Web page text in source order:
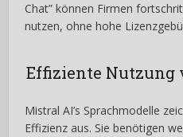
Chat” können Firmen
nutzen, ohne hohe
Effiziente Nutzung
Mistral AI’s Sprachmodelle
Effizienz aus. Sie benötigen